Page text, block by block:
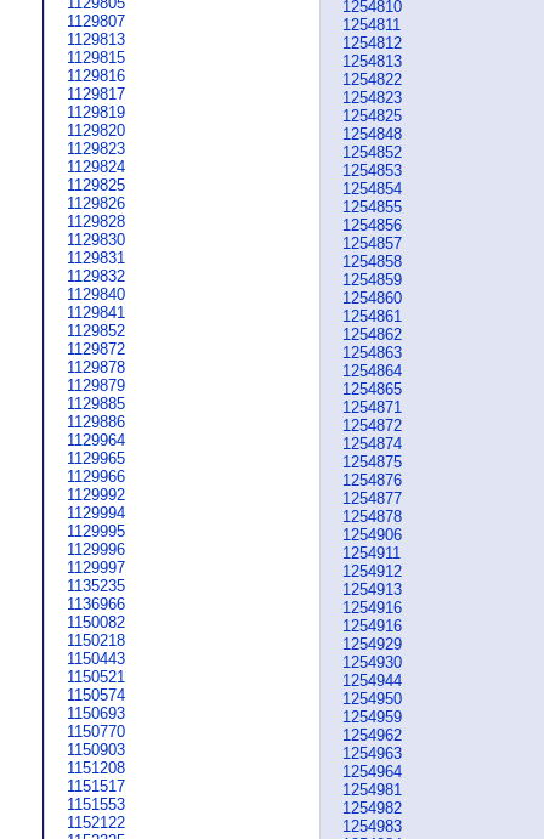
1129807
1129813
1129815
1129816
1129817
1129819
1129820
1129823
1129824
1129825
1129826
1129828
1129830
1129831
1129832
1129840
1129841
1129852
1129872
1129878
1129879
1129885
1129886
1129964
1129965
1129966
1129992
1129994
1129995
1129996
1129997
1135235
1136966
1150082
1150218
1150443
1150521
1150574
1150693
1150770
1150903
1151208
1151517
1151553
1152122
1254810
1254811
1254812
1254813
1254822
1254823
1254825
1254848
1254852
1254853
1254854
1254855
1254856
1254857
1254858
1254859
1254860
1254861
1254862
1254863
1254864
1254865
1254871
1254872
1254874
1254875
1254876
1254877
1254878
1254906
1254911
1254912
1254913
1254916
1254916
1254929
1254930
1254944
1254950
1254959
1254962
1254963
1254964
1254981
1254982
1254983